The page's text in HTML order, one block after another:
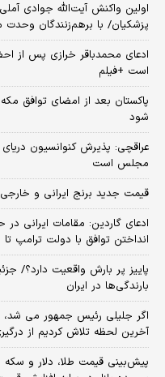
اولین واکنش آیت‌الله جوادی
پزشکیان/ با برهم‌زنندگان وحدت
ادعای محمدباقر خرازی پس از
است +فیلم
پاکستان بعد از امضای توافق
شود
عراقچی: پذیرش کنوانسیون
مجلس است
قیمت جدید برنج ایرانی و
ادعای گاردین: مقامات ایرانی
انداختن توافق با دولت ترامپ
پاییز پر بارش واقعیت دارد؟/
بارندگی‌ها در ایران
اگر جلیلی رئیس جمهور می شد،
آخرین لحظه تلاش کردیم از